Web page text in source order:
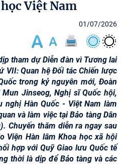
Việt Nam
01/07/2026
tham dự Diễn đàn vì Tương lai
VII: Quan hệ Đối tác Chiến lược
trong kỷ nguyên mới, Đoàn
Jinseog, Nghị sĩ Quốc hội,
nghị Hàn Quốc - Việt Nam làm
và làm việc tại Bảo tàng Dân
Chuyến thăm diễn ra ngay sau
Viện Hàn lâm Khoa học xã hội
hợp với Quỹ Giao lưu Quốc tế
thời là dịp để Bảo tàng và các